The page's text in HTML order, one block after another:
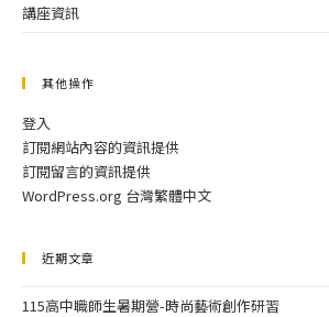
講座資訊
其他操作
登入
訂閱網站內容的資訊提供
訂閱留言的資訊提供
WordPress.org 台灣繁體中文
近期文章
115高中職師生暑期營-時尚藝術創作研習